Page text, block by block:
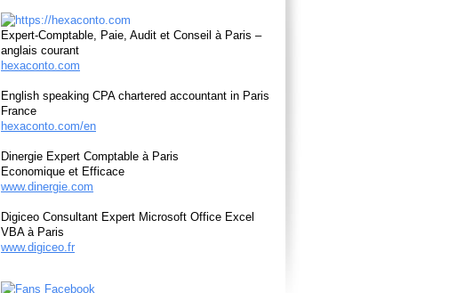
Expert-Comptable, Paie, Audit et Conseil à Paris –
anglais courant
hexaconto.com
English speaking CPA chartered accountant in Paris
France
hexaconto.com/en
Dinergie Expert Comptable à Paris
Economique et Efficace
www.dinergie.com
Digiceo Consultant Expert Microsoft Office Excel
VBA à Paris
www.digiceo.fr